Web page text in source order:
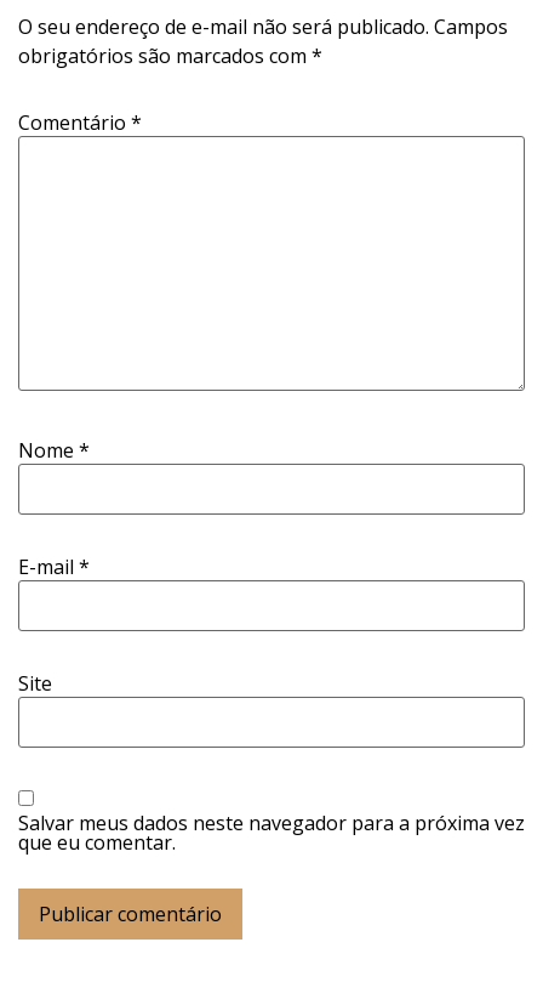
O seu endereço de e-mail não será publicado. Campos
obrigatórios são marcados com *
Comentário *
Nome *
E-mail *
Site
Salvar meus dados neste navegador para a próxima vez
que eu comentar.